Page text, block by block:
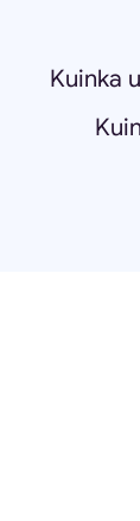
Kuinka